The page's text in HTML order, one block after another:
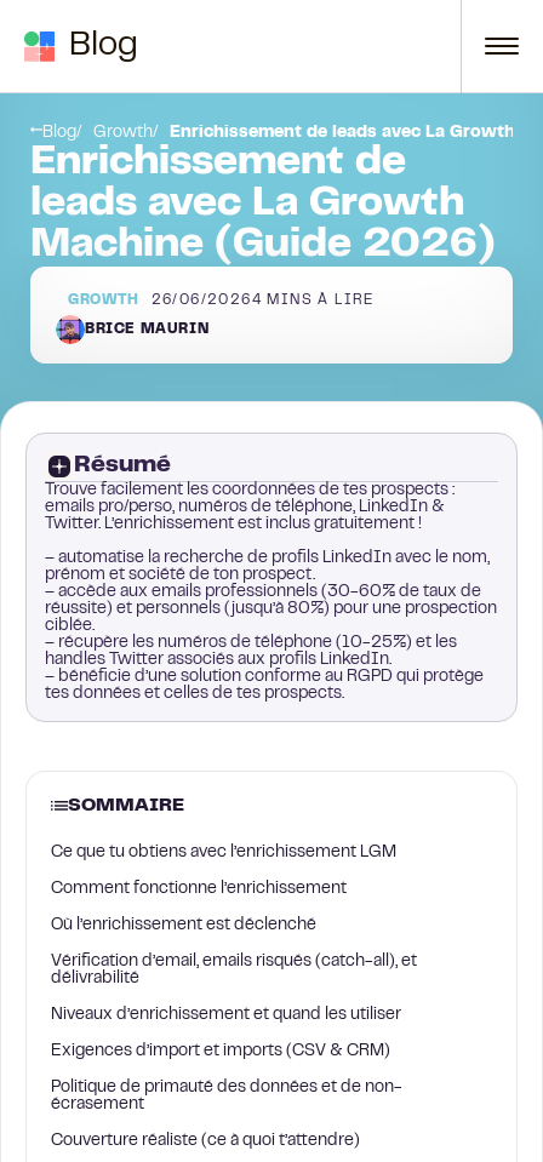
Blog
Blog Growth Enrichissement de leads avec La Growth
Enrichissement de
leads avec La Growth
Machine (Guide 2026)
GROWTH 26/06/2026 4 MINS À LIRE
BRICE MAURIN
Résumé
Trouve facilement les coordonnées de tes prospects :
emails pro/perso, numéros de téléphone, LinkedIn &
Twitter. L’enrichissement est inclus gratuitement !
– automatise la recherche de profils LinkedIn avec le nom,
prénom et société de ton prospect.
– accède aux emails professionnels (30-60% de taux de
réussite) et personnels (jusqu’à 80%) pour une prospection
ciblée.
– récupère les numéros de téléphone (10-25%) et les
handles Twitter associés aux profils LinkedIn.
– bénéficie d’une solution conforme au RGPD qui protège
tes données et celles de tes prospects.
SOMMAIRE
Ce que tu obtiens avec l’enrichissement LGM
Comment fonctionne l’enrichissement
Où l’enrichissement est déclenché
Vérification d’email, emails risqués (catch-all), et
délivrabilité
Niveaux d’enrichissement et quand les utiliser
Exigences d’import et imports (CSV & CRM)
Politique de primauté des données et de non-
écrasement
Couverture réaliste (ce à quoi t’attendre)